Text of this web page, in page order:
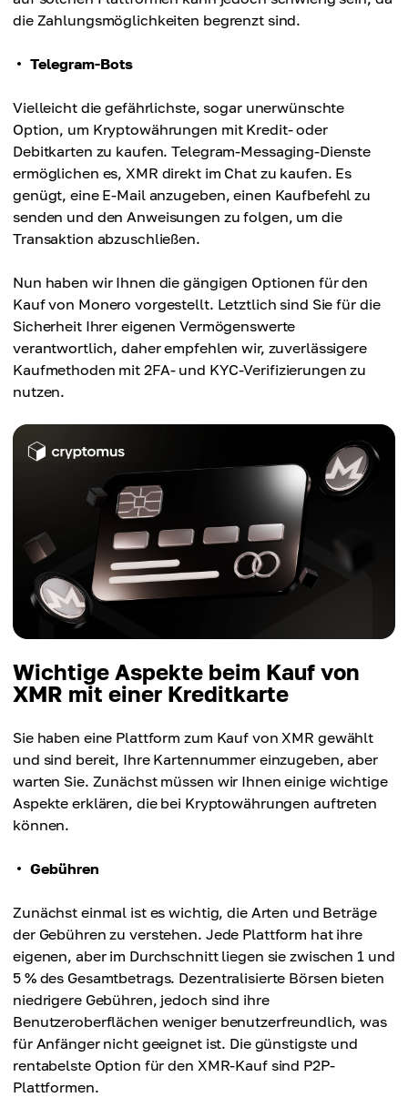
die Zahlungsmöglichkeiten begrenzt sind.
Telegram-Bots
Vielleicht die gefährlichste, sogar unerwünschte
Option, um Kryptowährungen mit Kredit- oder
Debitkarten zu kaufen. Telegram-Messaging-Dienste
ermöglichen es, XMR direkt im Chat zu kaufen. Es
genügt, eine E-Mail anzugeben, einen Kaufbefehl zu
senden und den Anweisungen zu folgen, um die
Transaktion abzuschließen.
Nun haben wir Ihnen die gängigen Optionen für den
Kauf von Monero vorgestellt. Letztlich sind Sie für die
Sicherheit Ihrer eigenen Vermögenswerte
verantwortlich, daher empfehlen wir, zuverlässigere
Kaufmethoden mit 2FA- und KYC-Verifizierungen zu
nutzen.
Wichtige Aspekte beim Kauf von
XMR mit einer Kreditkarte
Sie haben eine Plattform zum Kauf von XMR gewählt
und sind bereit, Ihre Kartennummer einzugeben, aber
warten Sie. Zunächst müssen wir Ihnen einige wichtige
Aspekte erklären, die bei Kryptowährungen auftreten
können.
Gebühren
Zunächst einmal ist es wichtig, die Arten und Beträge
der Gebühren zu verstehen. Jede Plattform hat ihre
eigenen, aber im Durchschnitt liegen sie zwischen 1 und
5 % des Gesamtbetrags. Dezentralisierte Börsen bieten
niedrigere Gebühren, jedoch sind ihre
Benutzeroberflächen weniger benutzerfreundlich, was
für Anfänger nicht geeignet ist. Die günstigste und
rentabelste Option für den XMR-Kauf sind P2P-
Plattformen.